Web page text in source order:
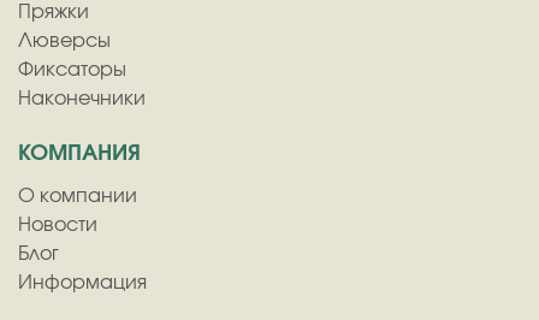
Пряжки
Люверсы
Фиксаторы
Наконечники
КОМПАНИЯ
О компании
Новости
Блог
Информация